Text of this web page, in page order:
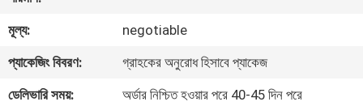
মান
নিয়ন্ত্রণ
মূল্য:
negotiable
প্যাকেজিং বিবরণ:
গ্রাহকের অনুরোধ হিসাবে প্যাকেজ
ডেলিভারি সময়:
অর্ডার নিশ্চিত হওয়ার পরে 40-45 দিন পরে